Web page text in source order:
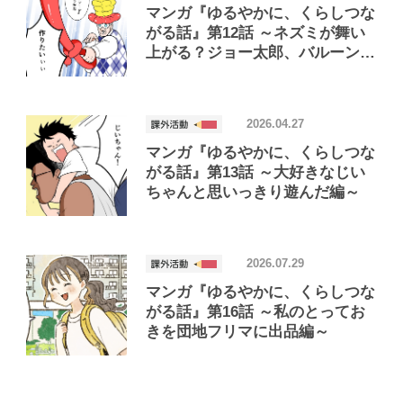
マンガ『ゆるやかに、くらしつな
がる話』第12話 ～ネズミが舞い
上がる？ジョー太郎、バルーンア
マンガ『ゆるやかに、くらしつな
がる話』第13話 ～大好きなじい
ちゃんと思いっきり遊んだ編～
2026.04.27
マンガ『ゆるやかに、くらしつな
がる話』第16話 ～私のとってお
きを団地フリマに出品編～
2026.07.29